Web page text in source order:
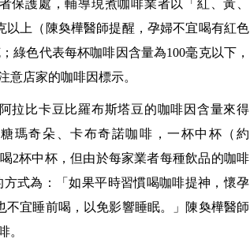
保護處，輔導現煮咖啡業者以「紅、黃、
以上（ 陳奐樺醫師提醒，孕婦不宜喝有紅色
綠色代表每杯咖啡因含量為100毫克以下，
意店家的咖啡因標示。
拉比卡豆比羅布斯塔豆的咖啡因含量來得
瑪奇朵、卡布奇諾咖啡，一杯中杯（約
2杯中杯，但由於每家業者每種飲品的咖啡
式為：「如果平時習慣喝咖啡提神，懷孕
宜睡前喝，以免影響睡眠。」陳奐樺醫師
。